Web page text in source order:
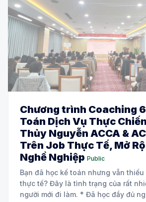
Chương trình Coaching
Toán Dịch Vụ Thực
Thủy Nguyễn ACCA &
Trên Job Thực Tế, Mở
Nghề Nghiệp Public
Bạn đã học kế toán nhưng vẫn
thực tế? Đây là tình trạng của rất nhiều sinh viên và
người mới đi làm. * Đã học đầy đủ nguyên lý kế toán